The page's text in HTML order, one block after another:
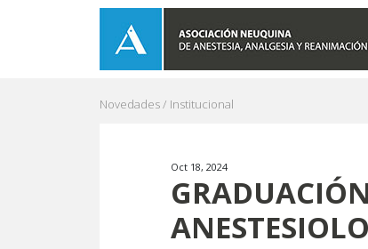
Novedades / Institucional
Oct 18, 2024